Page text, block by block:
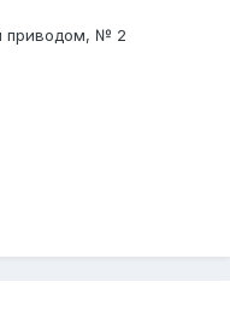
приводом, № 2